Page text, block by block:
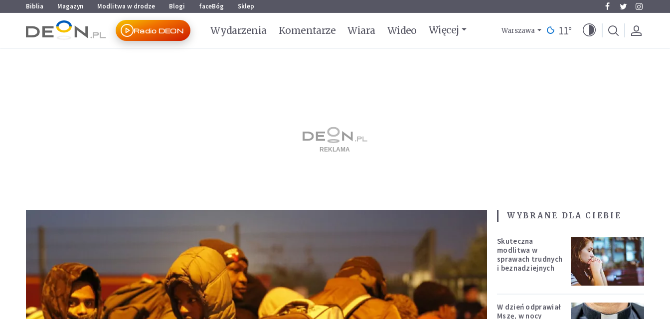
Przejdź do menu głównego
Przejdź do treści
Biblia Magazyn Modlitwa w drodze Blogi faceBóg Sklep
Radio DEON Wydarzenia Komentarze Wiara Wideo Więcej Warszawa 11°
WYBRANE DLA CIEBIE
Skuteczna
modlitwa w
sprawach trudnych
i beznadziejnych
W dzień odprawiał
Mszę, w nocy